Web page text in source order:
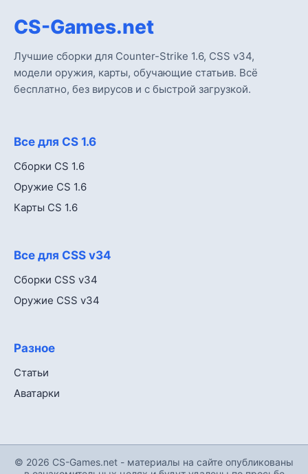
CS-Games.net
Лучшие сборки для Counter-Strike 1.6, CSS v34,
модели оружия, карты, обучающие статьив. Всё
бесплатно, без вирусов и с быстрой загрузкой.
Все для CS 1.6
Сборки CS 1.6
Оружие CS 1.6
Карты CS 1.6
Все для CSS v34
Сборки CSS v34
Оружие CSS v34
Разное
Статьи
Аватарки
© 2026 CS-Games.net - материалы на сайте опубликованы